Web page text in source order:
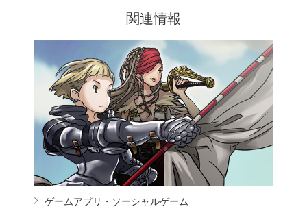
関連情報
ゲームアプリ・ソーシャルゲーム